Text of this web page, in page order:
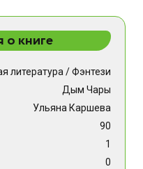
книге
литература /Фэнтези
Дым Чары
Ульяна Каршева
90
1
0